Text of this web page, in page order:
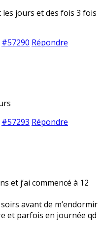
les jours et des fois 3 fois
#57290 Répondre
#57293 Répondre
et j’ai commencé à 12
avant de m’endormir
et parfois en journée qd